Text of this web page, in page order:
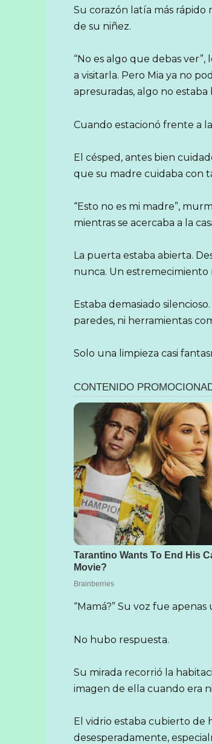
Su corazón latía más rápido
de su niñez.
“No es algo que debas
a visitarla. Pero Mia ya no
apresuradas, algo no estaba
Cuando estacionó frente a
El césped, antes bien
que su madre cuidaba con
“Esto no es mi madre”,
mientras se acercaba a la
La puerta estaba abierta.
nunca. Un
Estaba demasiado
paredes, ni herramientas
Solo una limpieza casi
“Mamá?” Su voz fue
No hubo respuesta.
Su mirada recorrió la
imagen de ella cuando era
El vidrio estaba cubierto de
desesperadamente,